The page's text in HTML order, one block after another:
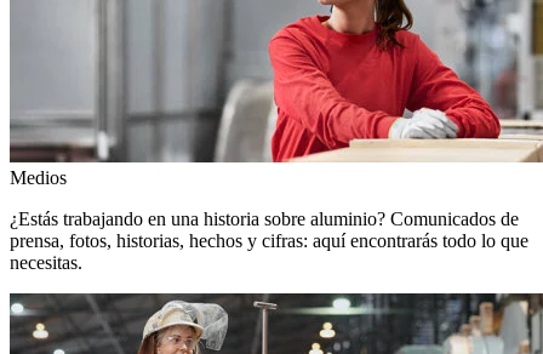
Medios
¿Estás trabajando en una historia sobre aluminio? Comunicados de
prensa, fotos, historias, hechos y cifras: aquí encontrarás todo lo que
necesitas.